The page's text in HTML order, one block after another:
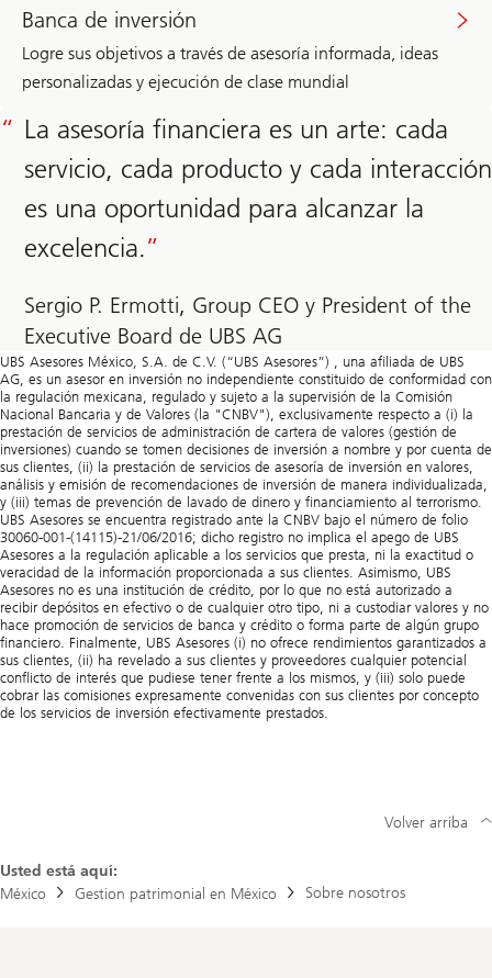
Banca de inversión
Logre sus objetivos a través de asesoría informada, ideas
personalizadas y ejecución de clase mundial
La asesoría financiera es un arte: cada
servicio, cada producto y cada interacción
es una oportunidad para alcanzar la
excelencia.
Sergio P. Ermotti, Group CEO y President of the
Executive Board de UBS AG
UBS Asesores México, S.A. de C.V. (“UBS Asesores”) , una afiliada de UBS
AG, es un asesor en inversión no independiente constituido de conformidad con
la regulación mexicana, regulado y sujeto a la supervisión de la Comisión
Nacional Bancaria y de Valores (la "CNBV"), exclusivamente respecto a (i) la
prestación de servicios de administración de cartera de valores (gestión de
inversiones) cuando se tomen decisiones de inversión a nombre y por cuenta de
sus clientes, (ii) la prestación de servicios de asesoría de inversión en valores,
análisis y emisión de recomendaciones de inversión de manera individualizada,
y (iii) temas de prevención de lavado de dinero y financiamiento al terrorismo.
UBS Asesores se encuentra registrado ante la CNBV bajo el número de folio
30060-001-(14115)-21/06/2016; dicho registro no implica el apego de UBS
Asesores a la regulación aplicable a los servicios que presta, ni la exactitud o
veracidad de la información proporcionada a sus clientes. Asimismo, UBS
Asesores no es una institución de crédito, por lo que no está autorizado a
recibir depósitos en efectivo o de cualquier otro tipo, ni a custodiar valores y no
hace promoción de servicios de banca y crédito o forma parte de algún grupo
financiero. Finalmente, UBS Asesores (i) no ofrece rendimientos garantizados a
sus clientes, (ii) ha revelado a sus clientes y proveedores cualquier potencial
conflicto de interés que pudiese tener frente a los mismos, y (iii) solo puede
cobrar las comisiones expresamente convenidas con sus clientes por concepto
de los servicios de inversión efectivamente prestados.
Usted está aquí:
México
Gestion patrimonial en México Sobre nosotros
Volver arriba